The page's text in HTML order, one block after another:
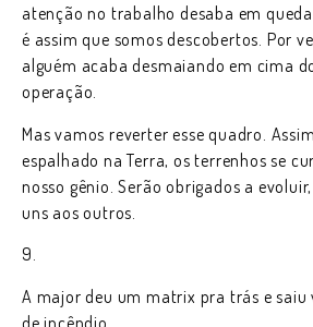
atenção no trabalho desaba em
é assim que somos descobertos. Por
alguém acaba desmaiando em cima
operação.
Mas vamos reverter esse quadro.
espalhado na Terra, os terrenhos se
nosso gênio. Serão obrigados a
uns aos outros.
9.
A major deu um matrix pra trás e saiu
de incêndio.